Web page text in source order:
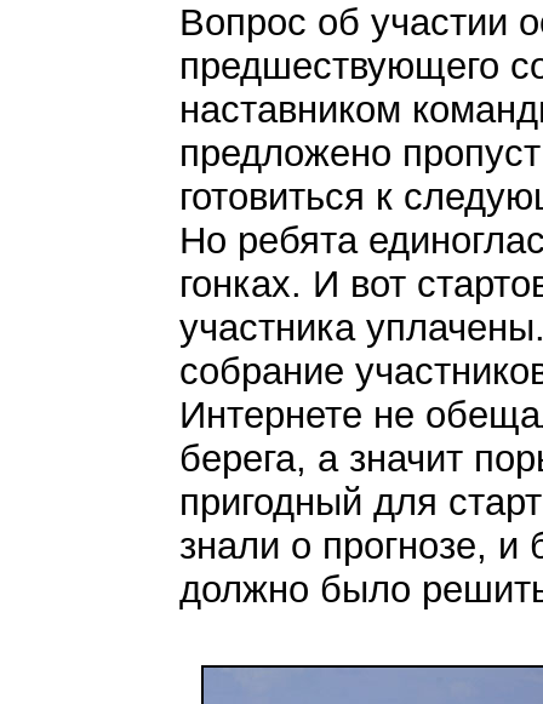
Вопрос об участии
предшествующего
наставником
предложено
готовиться к
Но ребята
гонках. И вот
участника
собрание
Интернете не
берега, а значит
пригодный для
знали о прогнозе,
должно было